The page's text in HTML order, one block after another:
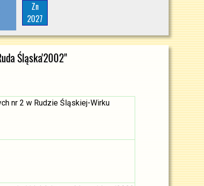
Zn
2027
Śląska'2002"
nr 2 w Rudzie Śląskiej-Wirku